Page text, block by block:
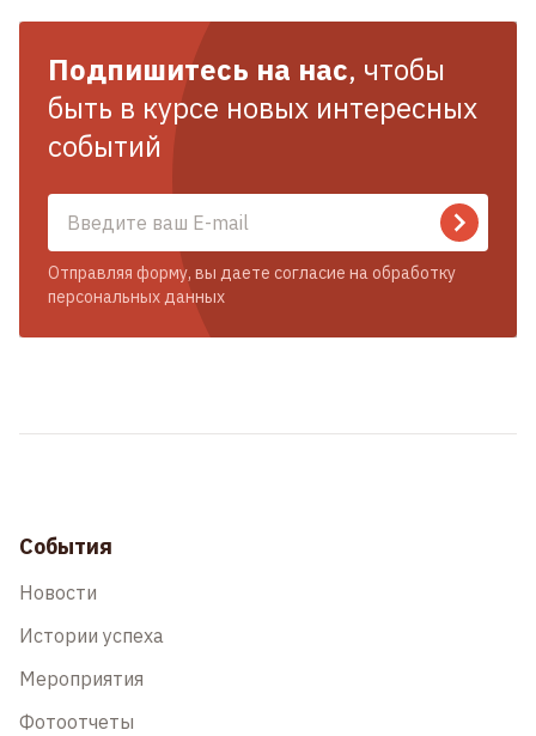
Подпишитесь на нас, чтобы
быть в курсе новых интересных
событий
Отправляя форму, вы даете согласие на обработку
персональных данных
События
Новости
Истории успеха
Мероприятия
Фотоотчеты